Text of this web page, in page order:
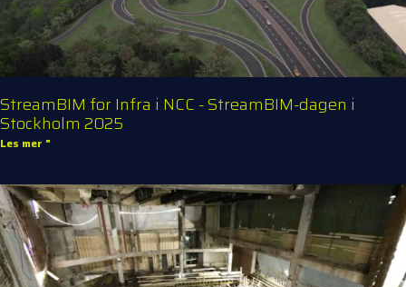
StreamBIM for Infra i NCC - StreamBIM-dagen i
Stockholm 2025
Les mer "